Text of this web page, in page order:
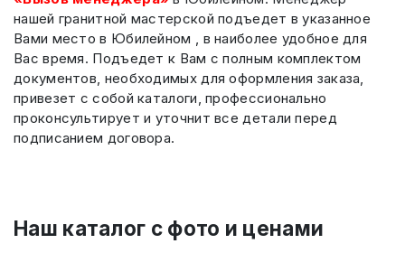
нашей гранитной мастерской подъедет в указанное
Вами место в Юбилейном , в наиболее удобное для
Вас время. Подъедет к Вам с полным комплектом
документов, необходимых для оформления заказа,
привезет с собой каталоги, профессионально
проконсультирует и уточнит все детали перед
подписанием договора.
Наш каталог c фото и ценами